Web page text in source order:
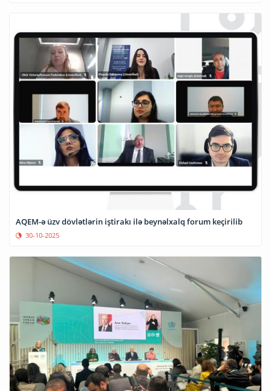
AQEM-ə üzv dövlətlərin iştirakı ilə beynəlxalq forum keçirilib
30-10-2025